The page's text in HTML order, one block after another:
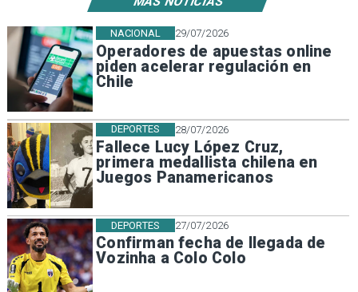
29/07/2026
Operadores de apuestas online
piden acelerar regulación en
Chile
NACIONAL
28/07/2026
Fallece Lucy López Cruz,
primera medallista chilena en
Juegos Panamericanos
DEPORTES
27/07/2026
Confirman fecha de llegada de
Vozinha a Colo Colo
DEPORTES